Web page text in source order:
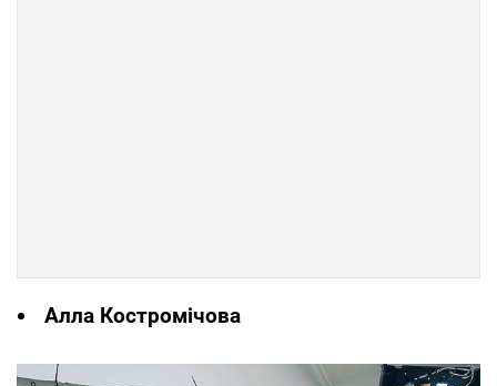
Алла Костромічова